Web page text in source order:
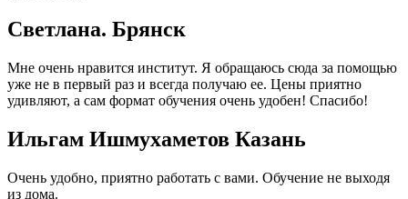
Cветлана. Брянск
Мне очень нравится институт. Я обращаюсь сюда за помощью
уже не в первый раз и всегда получаю ее. Цены приятно
удивляют, а сам формат обучения очень удобен! Спасибо!
Ильгам Ишмухаметов Казань
Очень удобно, приятно работать с вами. Обучение не выходя
из дома.